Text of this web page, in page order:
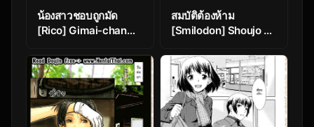
น้องสาวชอบถูกมัด
[Rico] Gimai-chan
Mana-chan Wants to
be Tied Up (COMIC
LO 2019-07)
สมบัติต้องห้าม
[Smilodon] Shoujo no